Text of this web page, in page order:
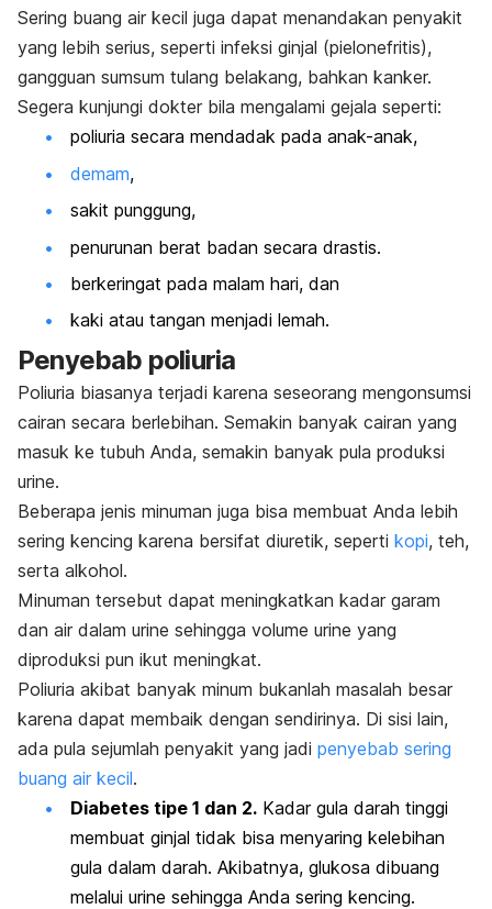
Sering buang air kecil juga dapat menandakan penyakit
yang lebih serius, seperti infeksi ginjal (pielonefritis),
gangguan sumsum tulang belakang, bahkan kanker.
Segera kunjungi dokter bila mengalami gejala seperti:
poliuria secara mendadak pada anak-anak,
demam,
sakit punggung,
penurunan berat badan secara drastis.
berkeringat pada malam hari, dan
kaki atau tangan menjadi lemah.
Penyebab poliuria
Poliuria biasanya terjadi karena seseorang mengonsumsi
cairan secara berlebihan. Semakin banyak cairan yang
masuk ke tubuh Anda, semakin banyak pula produksi
urine.
Beberapa jenis minuman juga bisa membuat Anda lebih
sering kencing karena bersifat diuretik, seperti kopi, teh,
serta alkohol.
Minuman tersebut dapat meningkatkan kadar garam
dan air dalam urine sehingga volume urine yang
diproduksi pun ikut meningkat.
Poliuria akibat banyak minum bukanlah masalah besar
karena dapat membaik dengan sendirinya. Di sisi lain,
ada pula sejumlah penyakit yang jadi penyebab sering
buang air kecil.
Diabetes tipe 1 dan 2. Kadar gula darah tinggi
membuat ginjal tidak bisa menyaring kelebihan
gula dalam darah. Akibatnya, glukosa dibuang
melalui urine sehingga Anda sering kencing.